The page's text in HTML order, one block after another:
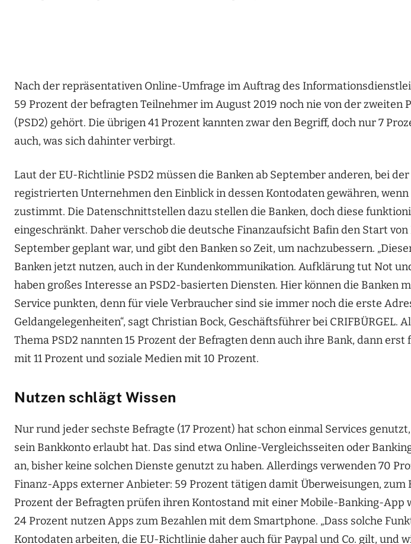
Nach der repräsentativen Online-Umfrage im Auftrag des
59 Prozent der befragten Teilnehmer im August 2019 noch nie von der zweiten
(PSD2) gehört. Die übrigen 41 Prozent kannten zwar den Begriff, doch nur 7
auch, was sich dahinter verbirgt.
Laut der EU-Richtlinie PSD2 müssen die Banken ab September anderen, bei
registrierten Unternehmen den Einblick in dessen Kontodaten gewähren,
zustimmt. Die Datenschnittstellen dazu stellen die Banken, doch diese
eingeschränkt. Daher verschob die deutsche Finanzaufsicht Bafin den Start von
September geplant war, und gibt den Banken so Zeit, um nachzubessern.
Banken jetzt nutzen, auch in der Kundenkommunikation. Aufklärung tut Not
haben großes Interesse an PSD2-basierten Diensten. Hier können die Banken
Service punkten, denn für viele Verbraucher sind sie immer noch die erste
Geldangelegenheiten“, sagt Christian Bock, Geschäftsführer bei CRIFBÜRGEL.
Thema PSD2 nannten 15 Prozent der Befragten denn auch ihre Bank, dann erst
mit 11 Prozent und soziale Medien mit 10 Prozent.
Nutzen schlägt Wissen
Nur rund jeder sechste Befragte (17 Prozent) hat schon einmal Services
sein Bankkonto erlaubt hat. Das sind etwa Online-Vergleichsseiten oder
an, bisher keine solchen Dienste genutzt zu haben. Allerdings verwenden 70
Finanz-Apps externer Anbieter: 59 Prozent tätigen damit Überweisungen, zum
Prozent der Befragten prüfen ihren Kontostand mit einer Mobile-Banking-App
24 Prozent nutzen Apps zum Bezahlen mit dem Smartphone. „Dass solche
Kontodaten arbeiten, die EU-Richtlinie daher auch für Paypal und Co. gilt, und